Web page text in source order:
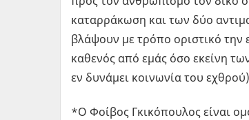
καταρράκωση και των δύο
βλάψουν με τρόπο οριστικό
καθενός από εμάς όσο εκείνη
εν δυνάμει κοινωνία του
*Ο Φοίβος Γκικόπουλος είναι